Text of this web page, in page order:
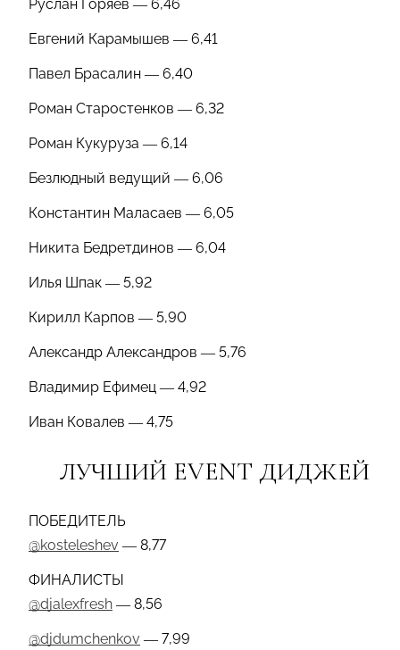
Руслан Горяев — 6,46
Евгений Карамышев — 6,41
Павел Брасалин — 6,40
Роман Старостенков — 6,32
Роман Кукуруза — 6,14
Безлюдный ведущий — 6,06
Константин Маласаев — 6,05
Никита Бедретдинов — 6,04
Илья Шпак — 5,92
Кирилл Карпов — 5,90
Александр Александров — 5,76
Владимир Ефимец — 4,92
Иван Ковалев — 4,75
ЛУЧШИЙ EVENT ДИДЖЕЙ
ПОБЕДИТЕЛЬ
@kosteleshev — 8,77
ФИНАЛИСТЫ
@djalexfresh — 8,56
@djdumchenkov — 7,99